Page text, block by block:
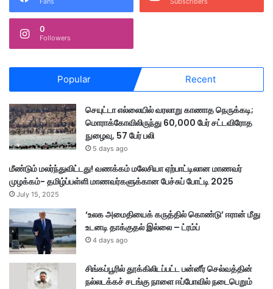
0
Followers
Popular Recent
செயுட்டா எல்லையில் வரலாறு காணாத நெருக்கடி;
மொராக்கோவிலிருந்து 60,000 பேர் சட்டவிரோத
நுழைவு, 57 பேர் பலி
5 days ago
மீண்டும் மலர்ந்துவிட்டது! வணக்கம் மலேசியா ஏற்பாட்டிலான மாணவர்
முழக்கம்- தமிழ்ப்பள்ளி மாணவர்களுக்கான பேச்சுப் போட்டி 2025
July 15, 2025
‘உலக அமைதியைக் கருத்தில் கொண்டு’ ஈரான் மீது
உடனடி தாக்குதல் இல்லை – ட்ரம்ப்
4 days ago
சிங்கப்பூரில் தூக்கிலிடப்பட்ட பன்னீர் செல்வத்தின்
நல்லடக்கச் சடங்கு நாளை ஈப்போவில் நடைபெறும்